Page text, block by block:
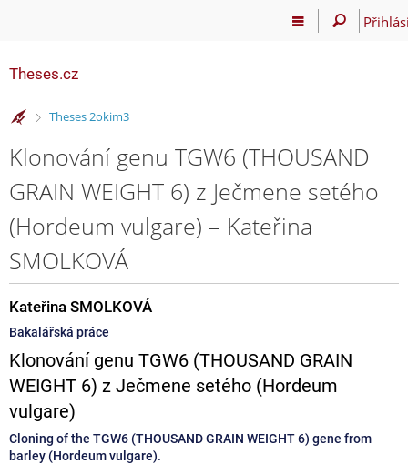
Theses.cz
>
Theses 2okim3
Klonování genu TGW6 (THOUSAND
GRAIN WEIGHT 6) z Ječmene setého
(Hordeum vulgare) – Kateřina
SMOLKOVÁ
Kateřina SMOLKOVÁ
Bakalářská práce
Klonování genu TGW6 (THOUSAND GRAIN
WEIGHT 6) z Ječmene setého (Hordeum
vulgare)
Cloning of the TGW6 (THOUSAND GRAIN WEIGHT 6) gene from
barley (Hordeum vulgare).